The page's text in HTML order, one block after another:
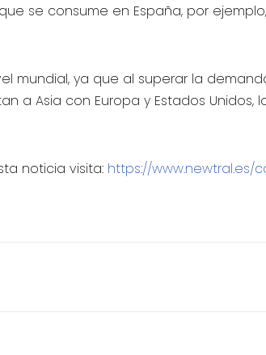
se consume en España, por
mundial, ya que al superar la
a Asia con Europa y Estados
noticia visita: https://